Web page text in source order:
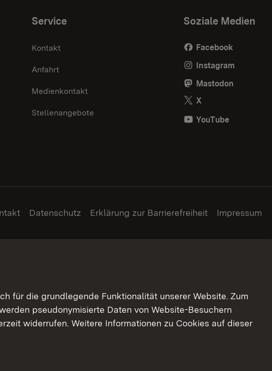
Service
Kontakt
Anfahrt
Medienkontakt
Stellenangebote
Soziale Medien
Facebook
Instagram
Mastodon
X
YouTube
Datenschutz Erklärung zur Barrierefreiheit Impressum
für die grundlegende Funktionalität unserer Website. Zum
pseudonymisierte Daten von Website-Besuchern
widerrufen. Weitere Informationen zu Cookies auf dieser